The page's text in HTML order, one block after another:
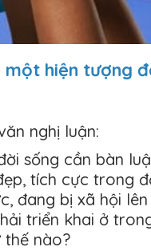
một hiện tượng
nghị luận:
sống cần bàn
tích cực trong
đang bị xã hội
triển khai ở
thế nào?